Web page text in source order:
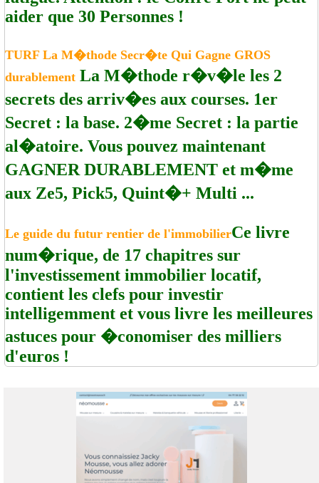
aider que 30 Personnes !
TURF La M�thode Secr�te Qui Gagne GROS
durablement La M�thode r�v�le les 2
secrets des arriv�es aux courses. 1er
Secret : la base. 2�me Secret : la partie
al�atoire. Vous pouvez maintenant
GAGNER DURABLEMENT et m�me
aux Ze5, Pick5, Quint�+ Multi ...
Le guide du futur rentier de l'immobilierCe livre
num�rique, de 17 chapitres sur
l'investissement immobilier locatif,
contient les clefs pour investir
intelligemment et vous livre les meilleures
astuces pour �conomiser des milliers
d'euros !